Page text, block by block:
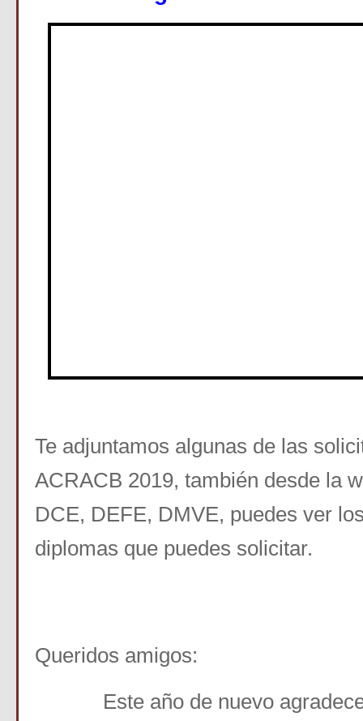
Te adjuntamos algunas de las
ACRACB 2019, también desde la
DCE, DEFE, DMVE, puedes ver
diplomas que puedes solicitar.
Queridos amigos:
Este año de nuevo